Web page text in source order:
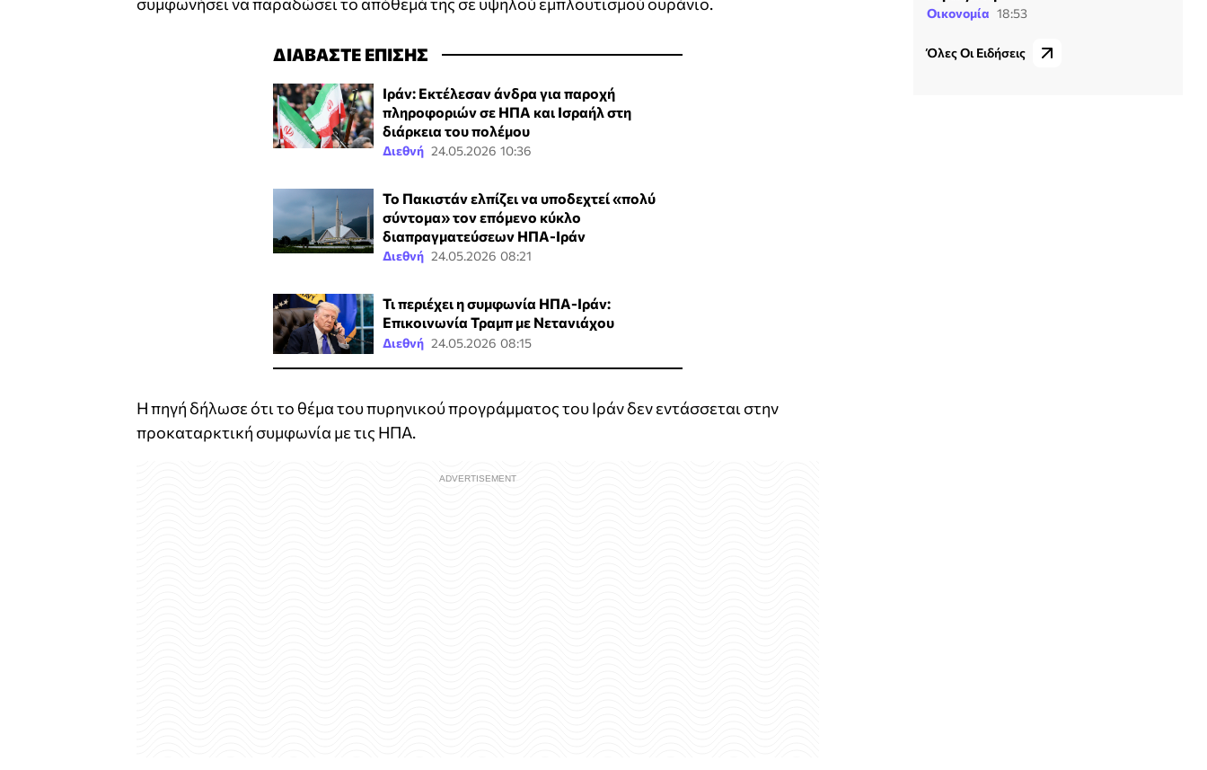
ΔΙΑΒΑΣΤΕ ΕΠΙΣΗΣ
Ιράν: Εκτέλεσαν άνδρα για παροχή
πληροφοριών σε ΗΠΑ και Ισραήλ στη
διάρκεια του πολέμου
Διεθνή 24.05.2026 10:36
Το Πακιστάν ελπίζει να υποδεχτεί «πολύ
σύντομα» τον επόμενο κύκλο
διαπραγματεύσεων ΗΠΑ-Ιράν
Διεθνή 24.05.2026 08:21
Τι περιέχει η συμφωνία ΗΠΑ-Ιράν:
Επικοινωνία Τραμπ με Νετανιάχου
Διεθνή 24.05.2026 08:15
Η πηγή δήλωσε ότι το θέμα του πυρηνικού προγράμματος του Ιράν δεν εντάσσεται στην
προκαταρκτική συμφωνία με τις ΗΠΑ.
Οικονομία 18:53
Όλες Οι Ειδήσεις